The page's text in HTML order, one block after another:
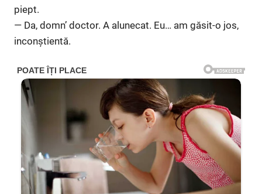
piept.
— Da, domn’ doctor. A alunecat. Eu… am găsit-o jos,
inconștientă.